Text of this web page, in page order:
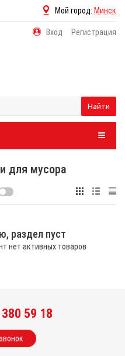
Мой город: Минск
Вход Регистрация
Найти
для мусора
раздел пуст
нет активных товаров
59 18